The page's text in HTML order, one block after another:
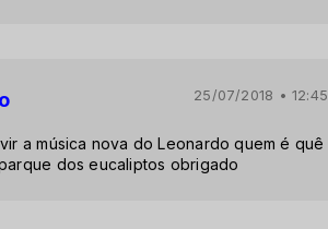
25/07/2018 • 12:45
a música nova do Leonardo quem é quê
dos eucaliptos obrigado